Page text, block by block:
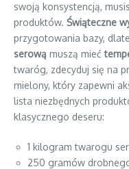
swoją konsystencją,
produktów. Świąteczne
przygotowania bazy,
serową muszą mieć
twaróg, zdecyduj się na
mielony, który zapewni
lista niezbędnych
klasycznego deseru:
1 kilogram twarogu
250 gramów